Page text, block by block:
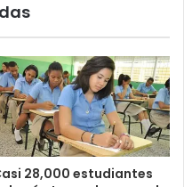
28,000 estudiantes